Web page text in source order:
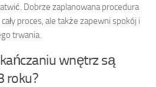
Dobrze zaplanowana procedura
proces, ale także zapewni spokój i
trwania.
wnętrz są
roku?